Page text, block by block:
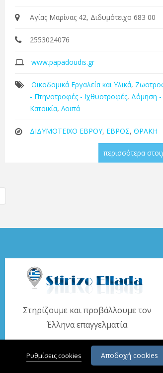
Αγίας Μαρίνας 42, Διδυμότειχο 683 00
2553024076
www.papadoudis.gr
Οικοδομικά Εργαλεία και Υλικά,
- Πτηνοτροφές - Ιχθυοτροφές, Δόμηση -
Κατοικία, Λοιπά
ΔΙΔΥΜΟΤΕΙΧΟ ΕΒΡΟΥ, ΕΒΡΟΣ, ΘΡΑΚΗ
περισσότερα
Στηρίζουμε και προβάλλουμε τον
Έλληνα επαγγελματία
www.stirizoellada.gr
Ρυθμίσεις cookies Αποδοχή cookies